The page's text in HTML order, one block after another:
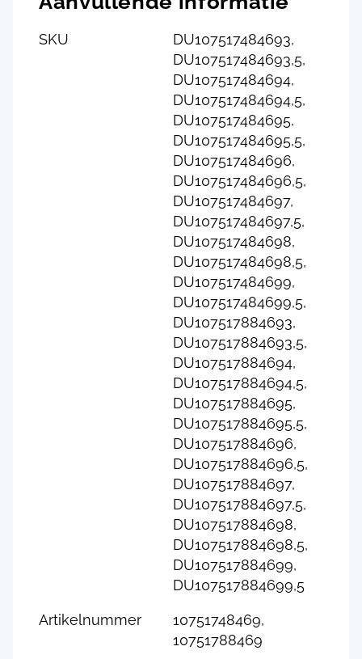
SKU
DU107517484693,
DU107517484693,5,
DU107517484694,
DU107517484694,5,
DU107517484695,
DU107517484695,5,
DU107517484696,
DU107517484696,5,
DU107517484697,
DU107517484697,5,
DU107517484698,
DU107517484698,5,
DU107517484699,
DU107517484699,5,
DU107517884693,
DU107517884693,5,
DU107517884694,
DU107517884694,5,
DU107517884695,
DU107517884695,5,
DU107517884696,
DU107517884696,5,
DU107517884697,
DU107517884697,5,
DU107517884698,
DU107517884698,5,
DU107517884699,
DU107517884699,5
Artikelnummer
10751748469,
10751788469